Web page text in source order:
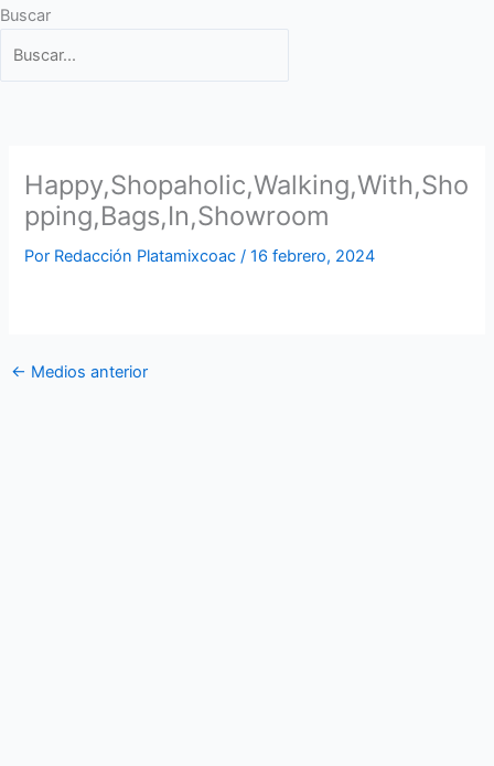
Buscar
Happy,Shopaholic,Walking,With,Sho
pping,Bags,In,Showroom
Por Redacción Platamixcoac/16 febrero, 2024
← Medios anterior